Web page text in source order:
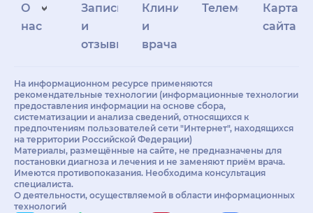
О
нас
Запись
и
отзывы
Клиникам
и
врачам
Телемедицина
Карта
сайта
На информационном ресурсе применяются
рекомендательные технологии (информационные технологии
предоставления информации на основе сбора,
систематизации и анализа сведений, относящихся к
предпочтениям пользователей сети "Интернет", находящихся
на территории Российской Федерации)
Материалы, размещённые на сайте, не предназначены для
постановки диагноза и лечения и не заменяют приём врача.
Имеются противопоказания. Необходима консультация
специалиста.
О деятельности, осуществляемой в области информационных
технологий